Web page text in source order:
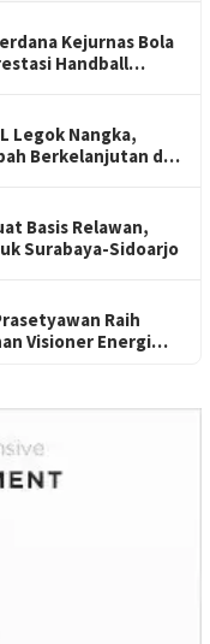
Kejurnas Bola
Handball
Legok Nangka,
Berkelanjutan di
Basis Relawan,
Surabaya-Sidoarjo
Raih
Visioner Energi